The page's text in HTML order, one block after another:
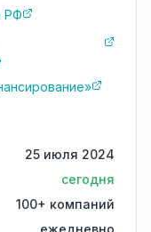
РФ
25 июля 2024
сегодня
100+ компаний
ежедневно